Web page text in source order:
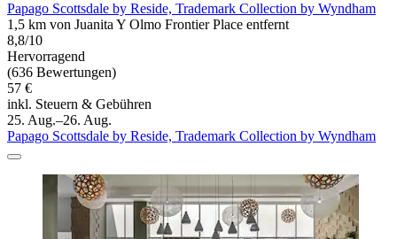
Papago Scottsdale by Reside, Trademark Collection by Wyndham
1,5 km von Juanita Y Olmo Frontier Place entfernt
8,8/10
Hervorragend
(636 Bewertungen)
57 €
inkl. Steuern & Gebühren
25. Aug.–26. Aug.
Papago Scottsdale by Reside, Trademark Collection by Wyndham